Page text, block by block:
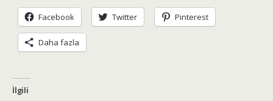
Facebook Twitter Pinterest
Daha fazla
İlgili